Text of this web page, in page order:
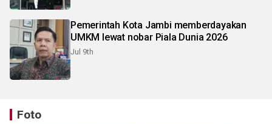
Pemerintah Kota Jambi memberdayakan
UMKM lewat nobar Piala Dunia 2026
Jul 9th
Foto